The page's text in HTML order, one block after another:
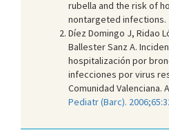
rubella and the risk of
nontargeted infections.
Díez Domingo J, Ridao
Ballester Sanz A.
hospitalización por
infecciones por virus
Comunidad Valenciana.
Pediatr (Barc).